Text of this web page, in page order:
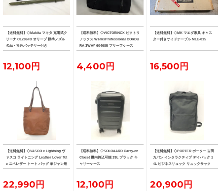
【送料無料】◇Makita マキタ 充電式ク
リーナ CL286FD オリーブ 標準ノズル
欠品・社外バッテリー付き
12,100円
【送料無料】◇VICTORINOX ビクトリ
ノックス WerksProfessional CORDU
RA 3WAY 604685 ブリーフケース
4,400円
【送料無料】◇MK マエダ家具 キャス
ター付きサイドテーブル MLE-015
16,500円
【送料無料】◇VASCO x Lightning ヴ
ァスコ ライトニング Leather Lover Tot
e ニベレザー トート バッグ 革ジャン用
トート
22,990円
【送料無料】◇SOLGAARD Carry-on
Closet 機内持込可能 39L ブラック キ
ャリーケース
12,100円
【送料無料】◇PORTER ポーター 吉田
カバン インタラクティブ デイパック 1
4L ビジネスリュック リュックサック
20,900円